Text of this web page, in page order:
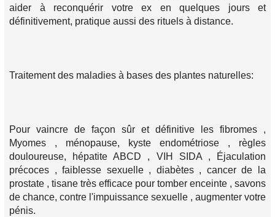
aider à reconquérir votre ex en quelques jours et
définitivement, pratique aussi des rituels à distance.
Traitement des maladies à bases des plantes naturelles:
Pour vaincre de façon sûr et définitive les fibromes ,
Myomes , ménopause, kyste endométriose , règles
douloureuse, hépatite ABCD , VIH SIDA , Éjaculation
précoces , faiblesse sexuelle , diabètes , cancer de la
prostate , tisane très efficace pour tomber enceinte , savons
de chance, contre l'impuissance sexuelle , augmenter votre
pénis.